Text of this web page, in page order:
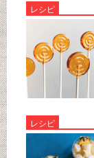
レシピ
レシピ